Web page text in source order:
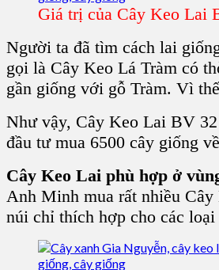
Giá trị của Cây Keo Lai
Người ta đã tìm cách lai
gọi là Cây Keo Lá Tràm có
gần giống với gỗ Tràm. Vì
Như vậy, Cây Keo Lai BV
đầu tư mua 6500 cây giống
Cây Keo Lai phù hợp ở
Anh Minh mua rất nhiều
núi chỉ thích hợp cho các